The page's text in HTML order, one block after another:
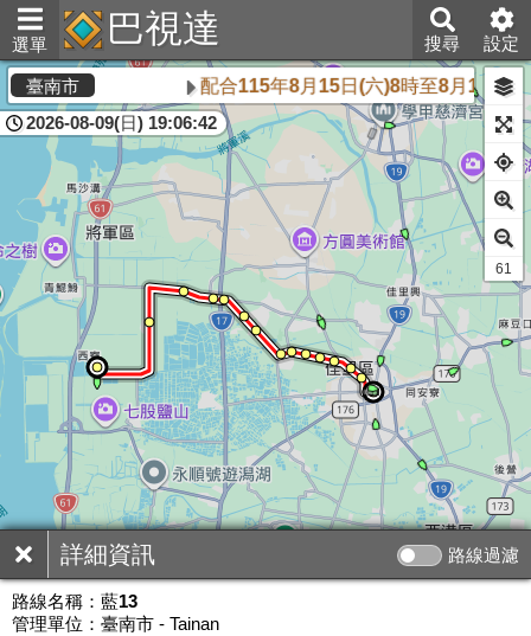
選單 巴視達 搜尋 設定
詳細資訊 路線過濾
路線名稱： 藍13
管理單位：臺南市 - Tainan
臺南市 配合115年8月15日(六)8時至8月16日(
2026-08-09(日) 19:06:42
61